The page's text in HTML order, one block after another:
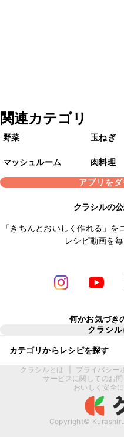
関連カテゴリ
野菜 玉ねぎ
マッシュルーム 肉料理
アプリを
クラシルの
「きちんとおいしく作れる」
レシピ動画を
何かお気づき
クラシ
カテゴリからレシピを探す
クラシルとは プライバシー
サービスに関してのお
おいしく安全
Copyright©